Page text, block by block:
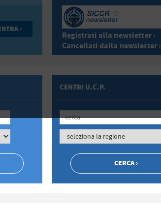
Registrati alla newsletter ›
Cancellati dalla newsletter ›
CENTRI U.C.P.